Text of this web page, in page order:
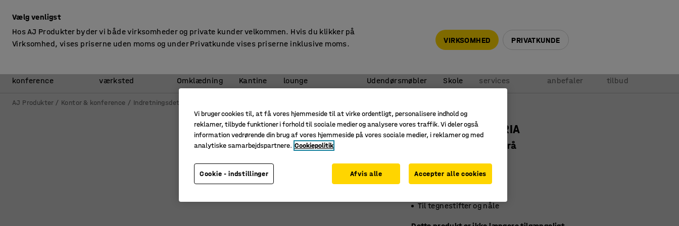
konference
værksted
Omklædning Kantine
lounge
Udendørsmøbler Skole
services
anbefaler
tilbud
AJ Produkter Kontor & konference Indretningsdetaljer kontor
Opslagstavle MARIA
Stof, 600x450 mm, grå
Art. nr.:134561
Til tegnestifter og nåle
Vælg venligst
Hos AJ Produkter byder vi både virksomheder og private kunder velkommen. Hvis du klikker på
Virksomhed, vises priserne uden moms og under Privatkunde vises priserne inklusive moms.
VIRKSOMHED PRIVATKUNDE
Vi bruger cookies til, at få vores hjemmeside til at virke ordentligt, personalisere indhold og
reklamer, tilbyde funktioner i forhold til sociale medier og analysere vores traffik. Vi deler også
information vedrørende din brug af vores hjemmeside på vores sociale medier, i reklamer og med
analytiske samarbejdspartnere. Cookiepolitik
Cookie - indstillinger Afvis alle Accepter alle cookies